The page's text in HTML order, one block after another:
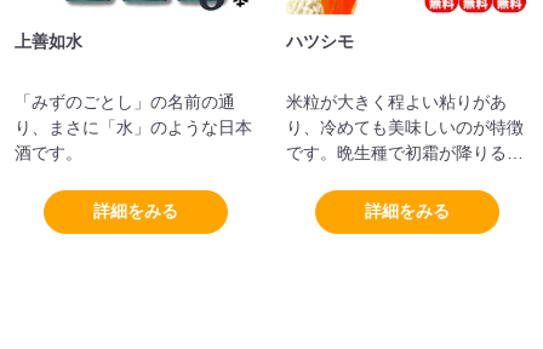
上善如水
「みずのごとし」の名前の通
り、まさに「水」のような日本
酒です。
詳細をみる
ハツシモ
米粒が大きく程よい粘りがあ
り、冷めても美味しいのが特徴
です。晩生種で初霜が降りる季
ツシモ」と名付けられました。
詳細をみる